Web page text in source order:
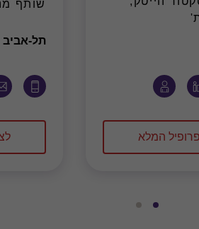
המלא
שותף
תל-אביב
עבורעבור